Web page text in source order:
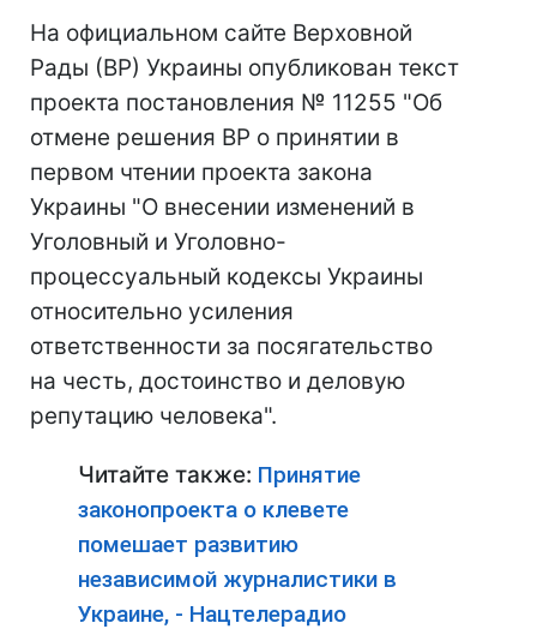
На официальном сайте Верховной
Рады (ВР) Украины опубликован текст
проекта постановления № 11255 "Об
отмене решения ВР о принятии в
первом чтении проекта закона
Украины "О внесении изменений в
Уголовный и Уголовно-
процессуальный кодексы Украины
относительно усиления
ответственности за посягательство
на честь, достоинство и деловую
репутацию человека".
Читайте также: Принятие
законопроекта о клевете
помешает развитию
независимой журналистики в
Украине, - Нацтелерадио